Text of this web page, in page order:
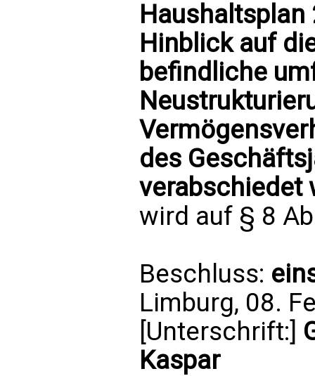
Hinblick auf
befindliche
des
verabschiedet
wird auf § 8
Beschluss:
Limburg, 08.
[Unterschrift:]
Kaspar